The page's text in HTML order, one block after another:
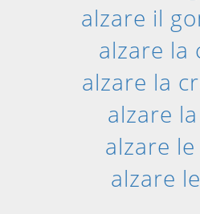
alzare il
alzare la
alzare la
alzare
alzare
alzare